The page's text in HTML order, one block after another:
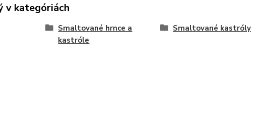
v kategóriách
Smaltované hrnce a
kastróle
Smaltované kastróly